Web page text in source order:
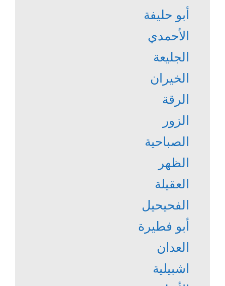
أبو حليفة
الأحمدي
الجليعة
الخيران
الرقة
الزور
الصباحية
الظهر
العقيلة
الفحيحيل
أبو فطيرة
العدان
اشبيلية